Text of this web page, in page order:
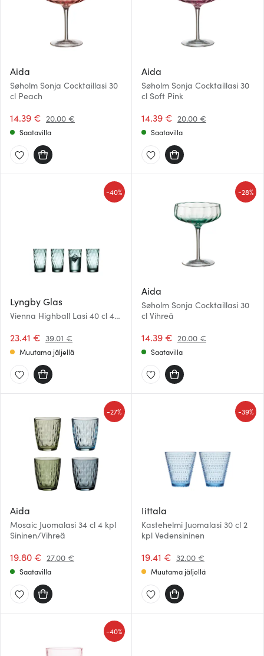
Aida
Søholm Sonja Cocktaillasi 30
cl Peach
14.39 € 20.00 €
Saatavilla
Aida
Søholm Sonja Cocktaillasi 30
cl Soft Pink
14.39 € 20.00 €
Saatavilla
Lyngby Glas
Vienna Highball Lasi 40 cl 4
23.41 € 39.01 €
-40%
Muutama jäljellä
Aida
Søholm Sonja Cocktaillasi 30
cl Vihreä
14.39 € 20.00 €
-28%
Saatavilla
Aida
Mosaic Juomalasi 34 cl 4 kpl
Sininen/Vihreä
19.80 € 27.00 €
-27%
Saatavilla
Iittala
Kastehelmi Juomalasi 30 cl 2
kpl Vedensininen
19.41 € 32.00 €
-39%
Muutama jäljellä
-40%